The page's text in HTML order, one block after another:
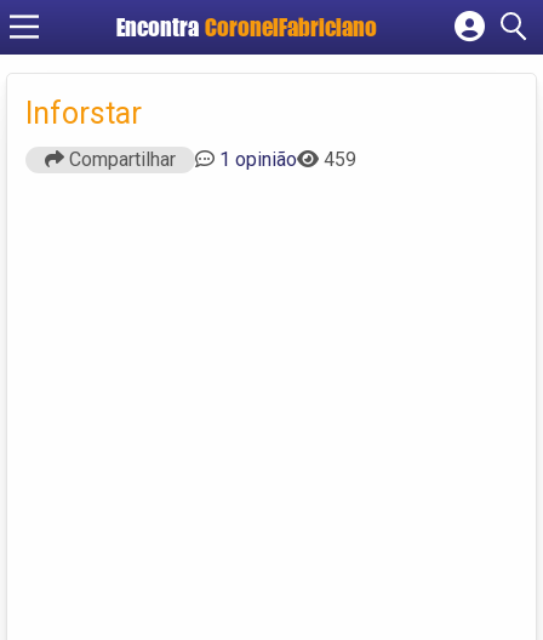
Encontra CoronelFabriciano
Cadastrar empresa
Inforstar
Compartilhar 1 opinião 459